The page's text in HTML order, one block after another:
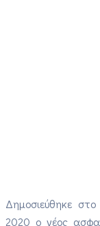
Δημοσιεύθηκε
2020 ο νέος